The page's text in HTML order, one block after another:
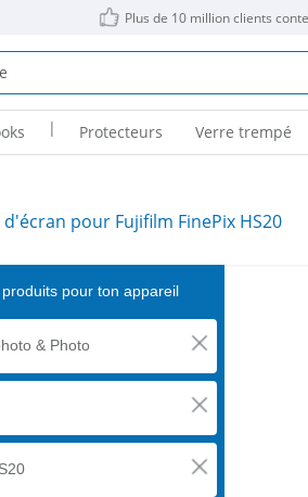
Plus de 10 million clients
| Protecteurs Verre trempé
pour Fujifilm FinePix HS20
pour ton appareil
& Photo